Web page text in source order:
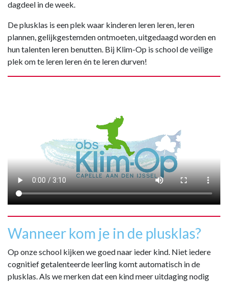
dagdeel in de week.
De plusklas is een plek waar kinderen leren leren, leren
plannen, gelijkgestemden ontmoeten, uitgedaagd worden en
hun talenten leren benutten. Bij Klim-Op is school de veilige
plek om te leren leren én te leren durven!
Wanneer kom je in de plusklas?
Op onze school kijken we goed naar ieder kind. Niet iedere
cognitief getalenteerde leerling komt automatisch in de
plusklas. Als we merken dat een kind meer uitdaging nodig